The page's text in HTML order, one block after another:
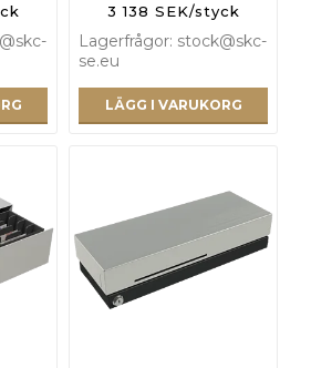
3 138 SEK/styck
Lagerfrågor: stock@skc-
se.eu
LÄGG I VARUKORG